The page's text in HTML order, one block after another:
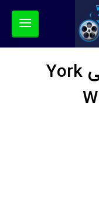
دانلود زیرنویس فارسی York